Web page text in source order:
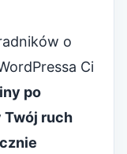
o
Ci
po
Twój ruch